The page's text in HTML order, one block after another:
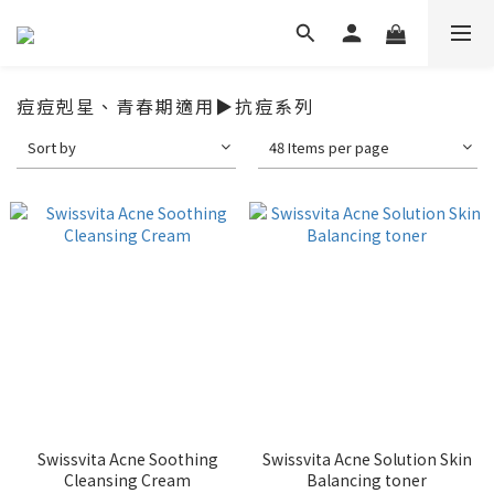
痘痘剋星、青春期適用▶抗痘系列
Sort by 48 Items per page
Swissvita Acne Soothing
Cleansing Cream
Swissvita Acne Solution Skin
Balancing toner